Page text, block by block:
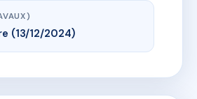
(13/12/2024)